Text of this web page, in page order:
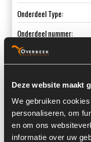
Deze website maakt
We gebruiken
personaliseren, om
en om ons
informatie over uw
Onderdeel Type:
Onderdeel nummer:
Informatie
Locatie:
Past op de volgende